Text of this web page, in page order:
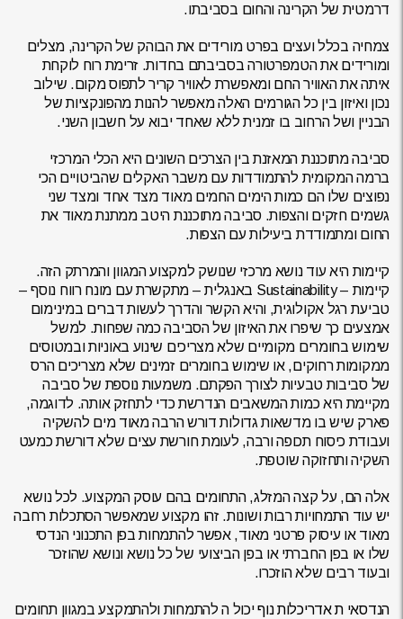
דרמטית של הקרינה והחום בסביבתו.
צמחיה בכלל ועצים בפרט מורידים את הבוהק של הקרינה, מצלים
ומורידים את הטמפרטורה בסביבתם בחדות. זרימת רוח לוקחת
איתה את האוויר החם ומאפשרת לאוויר קריר לתפוס מקום. שילוב
נכון ואיזון בין כל הגורמים האלה מאפשר להנות מהפונקציות של
הבניין ושל הרחוב בו זמנית ללא שאחד יבוא על חשבון השני.
סביבה מתוכננת המאזנת בין הצרכים השונים היא הכלי המרכזי
ברמה המקומית להתמודדות עם משבר האקלים שהביטויים הכי
נפוצים שלו הם כמות הימים החמים מאוד מצד אחד ומצד שני
גשמים חזקים והצפות. סביבה מתוכננת היטב ממתנת מאוד את
החום ומתמודדת ביעילות עם הצפות.
קיימות היא עוד נושא מרכזי שנושק למקצוע המגוון והמרתק הזה.
קיימות – Sustainability באנגלית – מתקשרת עם מונח רווח נוסף –
טביעת רגל אקולוגית, והיא הקשר והדרך לעשות דברים במינימום
אמצעים כך שיפרו את האיזון של הסביבה כמה שפחות. למשל
שימוש בחומרים מקומיים שלא מצריכים שינוע באוניות ובמטוסים
ממקומות רחוקים, או שימוש בחומרים זמינים שלא מצריכים הרס
של סביבות טבעיות לצורך הפקתם. משמעות נוספת של סביבה
מקיימת היא כמות המשאבים הנדרשת כדי לתחזק אותה. לדוגמה,
פארק שיש בו מדשאות גדולות דורש הרבה מאוד מים להשקיה
ועבודת כיסוח תכופה ורבה, לעומת חורשת עצים שלא דורשת כמעט
השקיה ותחזוקה שוטפת.
אלה הם, על קצה המזלג, התחומים בהם עוסק המקצוע. לכל נושא
יש עוד התמחויות רבות ושונות. זהו מקצוע שמאפשר הסתכלות רחבה
מאוד או עיסוק פרטני מאוד, אפשר להתמחות בפן התכנוני הנדסי
שלו או בפן החברתי או בפן הביצועי של כל נושא ונושא שהוזכר
ובעוד רבים שלא הוזכרו.
הנדסאי ת אדריכלות נוףיכול ה להתמחות ולהתמקצע במגוון תחומים